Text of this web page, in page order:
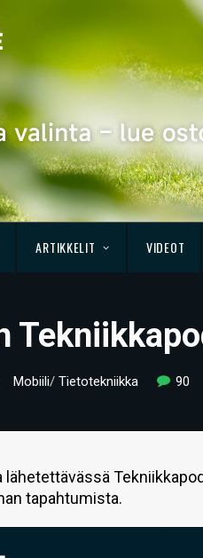
ARTIKKELIT VIDEOT
Mobiili/ Tietotekniikka 90
lähetettävässä
tapahtumista.